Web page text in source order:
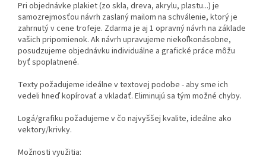
Pri objednávke plakiet (zo skla, dreva, akrylu, plastu...) je
samozrejmosťou návrh zaslaný mailom na schválenie, ktorý je
zahrnutý v cene trofeje. Zdarma je aj 1 opravný návrh na základe
vašich pripomienok. Ak návrh upravujeme niekoľkonásobne,
posudzujeme objednávku individuálne a grafické práce môžu
byť spoplatnené.
Texty požadujeme ideálne v textovej podobe - aby sme ich
vedeli hneď kopírovať a vkladať. Eliminujú sa tým možné chyby.
Logá/grafiku požadujeme v čo najvyššej kvalite, ideálne ako
vektory/krivky.
Možnosti využitia: